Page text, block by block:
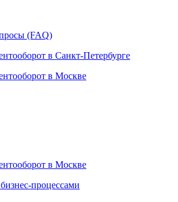
(FAQ)
в Санкт-Петербурге
в Москве
в Москве
процессами